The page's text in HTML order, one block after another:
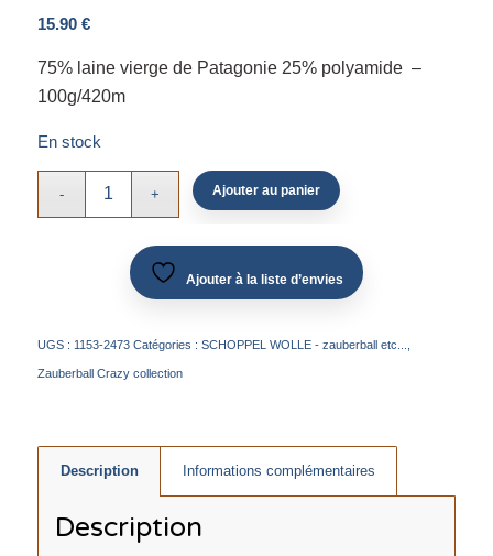
15.90 €
75% laine vierge de Patagonie 25% polyamide –
100g/420m
En stock
Ajouter au panier
Ajouter à la liste d’envies
UGS : 1153-2473 Catégories : SCHOPPEL WOLLE - zauberball etc...
Zauberball Crazy collection
Description Informations complémentaires
Description